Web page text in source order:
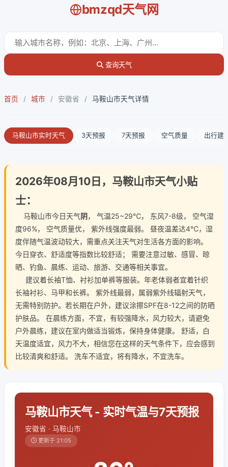
bmzqd天气网
查询天气
首页 / 城市 / 安徽省 / 马鞍山市天气详情
马鞍山市实时天气 3天预报 7天预报 空气质量 出行建
2026年08月10日，马鞍山市天气小贴
士：
马鞍山市今日天气阴， 气温25~29℃， 东风7-8级， 空气湿
度96%， 空气质量优， 紫外线强度最弱。 昼夜温差达4℃，湿
度伴随气温波动较大，需重点关注天气对生活各方面的影响。
今日穿衣、舒适度等指数比较舒适； 需要注意过敏、感冒、晾
晒、钓鱼、晨练、运动、旅游、交通等相关事宜。
建议着长袖T恤、衬衫加单裤等服装。年老体弱者宜着针织
长袖衬衫、马甲和长裤。 紫外线最弱，属弱紫外线辐射天气，
无需特别防护。若长期在户外，建议涂擦SPF在8-12之间的防晒
护肤品。 在晨练方面，不宜，有较强降水，风力较大，请避免
户外晨练，建议在室内做适当锻炼，保持身体健康。 舒适，白
天温度适宜，风力不大，相信您在这样的天气条件下，应会感到
比较清爽和舒适。 洗车不适宜，将有降水，不宜洗车。
马鞍山市天气 - 实时气温与7天预报
安徽省 · 马鞍山市
更新于 21:05